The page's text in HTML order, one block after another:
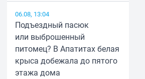
06.08, 13:04
Подъездный пасюк
или выброшенный
питомец? В Апатитах белая
крыса добежала до пятого
этажа дома